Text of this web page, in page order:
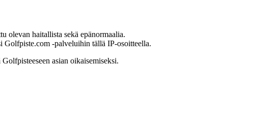
olevan haitallista sekä epänormaalia.
Golfpiste.com -palveluihin tällä IP-osoitteella.
asian oikaisemiseksi.